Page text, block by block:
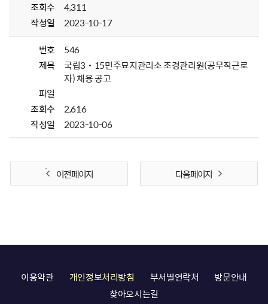
조회수
4,311
작성일
2023-10-17
번호
546
제목
국립3˙15민주묘지관리소 조경관리원(공무직근로
자) 채용 공고
파일
조회수
2,616
작성일
2023-10-06
이전 페이지 다음 페이지
이용약관 개인정보처리방침 부서별연락처
방문안내
찾아오시는길